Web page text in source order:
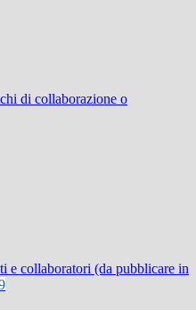
di collaborazione o
e collaboratori (da pubblicare in